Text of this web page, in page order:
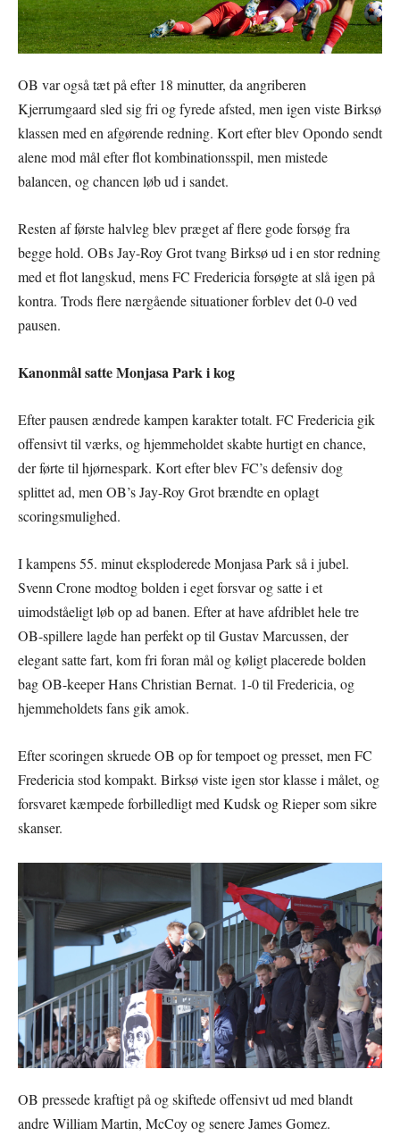
OB var også tæt på efter 18 minutter, da angriberen
Kjerrumgaard sled sig fri og fyrede afsted, men igen viste Birksø
klassen med en afgørende redning. Kort efter blev Opondo sendt
alene mod mål efter flot kombinationsspil, men mistede
balancen, og chancen løb ud i sandet.
Resten af første halvleg blev præget af flere gode forsøg fra
begge hold. OBs Jay-Roy Grot tvang Birksø ud i en stor redning
med et flot langskud, mens FC Fredericia forsøgte at slå igen på
kontra. Trods flere nærgående situationer forblev det 0-0 ved
pausen.
Kanonmål satte Monjasa Park i kog
Efter pausen ændrede kampen karakter totalt. FC Fredericia gik
offensivt til værks, og hjemmeholdet skabte hurtigt en chance,
der førte til hjørnespark. Kort efter blev FC’s defensiv dog
splittet ad, men OB’s Jay-Roy Grot brændte en oplagt
scoringsmulighed.
I kampens 55. minut eksploderede Monjasa Park så i jubel.
Svenn Crone modtog bolden i eget forsvar og satte i et
uimodståeligt løb op ad banen. Efter at have afdriblet hele tre
OB-spillere lagde han perfekt op til Gustav Marcussen, der
elegant satte fart, kom fri foran mål og køligt placerede bolden
bag OB-keeper Hans Christian Bernat. 1-0 til Fredericia, og
hjemmeholdets fans gik amok.
Efter scoringen skruede OB op for tempoet og presset, men FC
Fredericia stod kompakt. Birksø viste igen stor klasse i målet, og
forsvaret kæmpede forbilledligt med Kudsk og Rieper som sikre
skanser.
OB pressede kraftigt på og skiftede offensivt ud med blandt
andre William Martin, McCoy og senere James Gomez.